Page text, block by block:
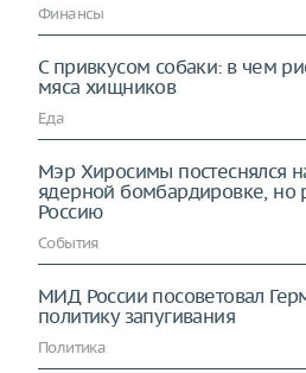
Финансы
С привкусом собаки: в чем
мяса хищников
Еда
Мэр Хиросимы постеснялся
ядерной бомбардировке, но
Россию
События
МИД России посоветовал
политику запугивания
Политика